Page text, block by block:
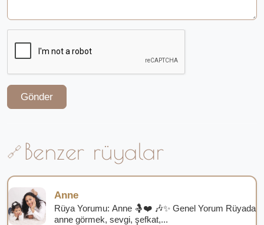
Gönder
Benzer rüyalar
Anne
Rüya Yorumu: Anne 🤱❤️ 🎶✨ Genel Yorum Rüyada
anne görmek, sevgi, şefkat,...